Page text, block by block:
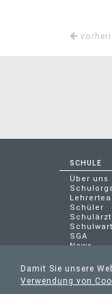
SCHULE
Über uns
Schüler
Schulwart
SGA
News
Damit Sie unsere
Verwendung von